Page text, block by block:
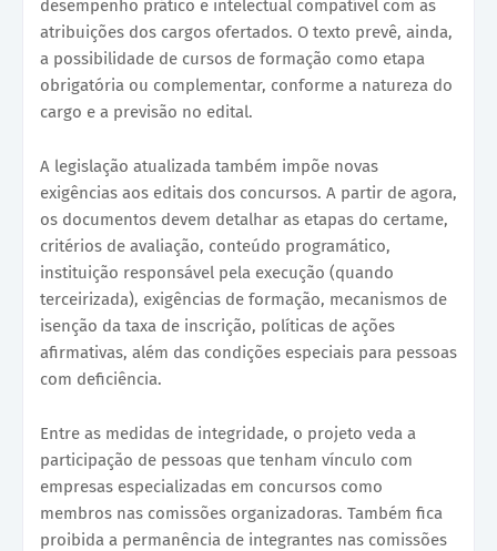
desempenho prático e intelectual compatível com as
atribuições dos cargos ofertados. O texto prevê, ainda,
a possibilidade de cursos de formação como etapa
obrigatória ou complementar, conforme a natureza do
cargo e a previsão no edital.
A legislação atualizada também impõe novas
exigências aos editais dos concursos. A partir de agora,
os documentos devem detalhar as etapas do certame,
critérios de avaliação, conteúdo programático,
instituição responsável pela execução (quando
terceirizada), exigências de formação, mecanismos de
isenção da taxa de inscrição, políticas de ações
afirmativas, além das condições especiais para pessoas
com deficiência.
Entre as medidas de integridade, o projeto veda a
participação de pessoas que tenham vínculo com
empresas especializadas em concursos como
membros nas comissões organizadoras. Também fica
proibida a permanência de integrantes nas comissões